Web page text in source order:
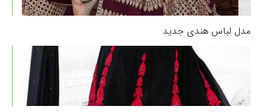
مدل لباس هندی جدید